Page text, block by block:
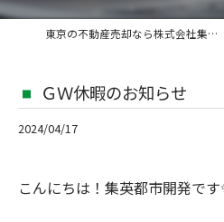
東京の不動産売却なら株式会社集英都市開発
ＧＷ休暇のお知らせ
2024/04/17
こんにちは！集英都市開発です